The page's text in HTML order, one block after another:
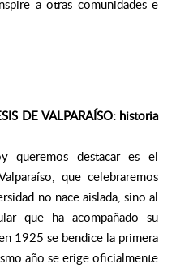
a otras comunidades e
DE VALPARAÍSO: historia
queremos destacar es el
que celebraremos
no nace aislada, sino al
que ha acompañado su
1925 se bendice la primera
año se erige oficialmente